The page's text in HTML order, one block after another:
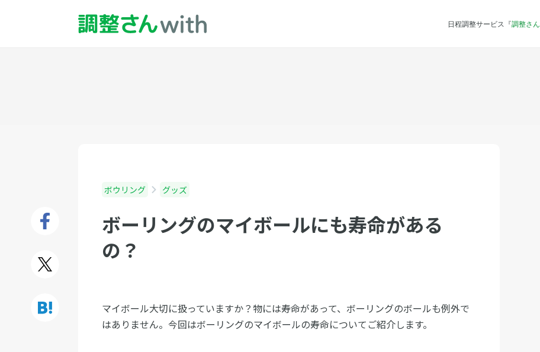
日程調整サービス『調整さん
ボウリング グッズ
ボーリングのマイボールにも寿命がある
の？
マイボール大切に扱っていますか？物には寿命があって、ボーリングのボールも例外で
はありません。今回はボーリングのマイボールの寿命についてご紹介します。